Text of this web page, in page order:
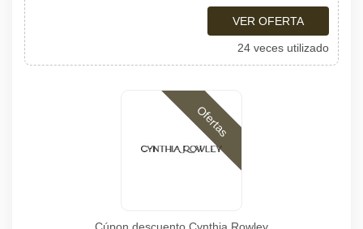
VER OFERTA
24 veces utilizado
Ofertas